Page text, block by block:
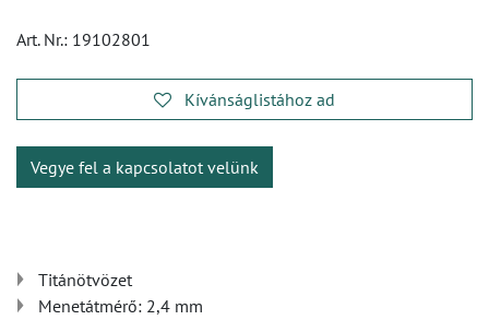
Art. Nr.: 19102801
Kívánságlistához ad
Vegye fel a kapcsolatot velünk
Titánötvözet
Menetátmérő: 2,4 mm